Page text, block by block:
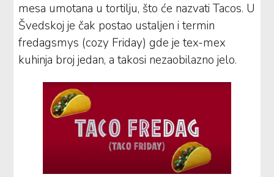
mesa umotana u tortilju, što će nazvati Tacos. U
Švedskoj je čak postao ustaljen i termin
fredagsmys (cozy Friday) gde je tex-mex
kuhinja broj jedan, a takosi nezaobilazno jelo.